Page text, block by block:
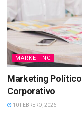
MARKETING
Marketing Político
Corporativo
10 FEBRERO, 2026